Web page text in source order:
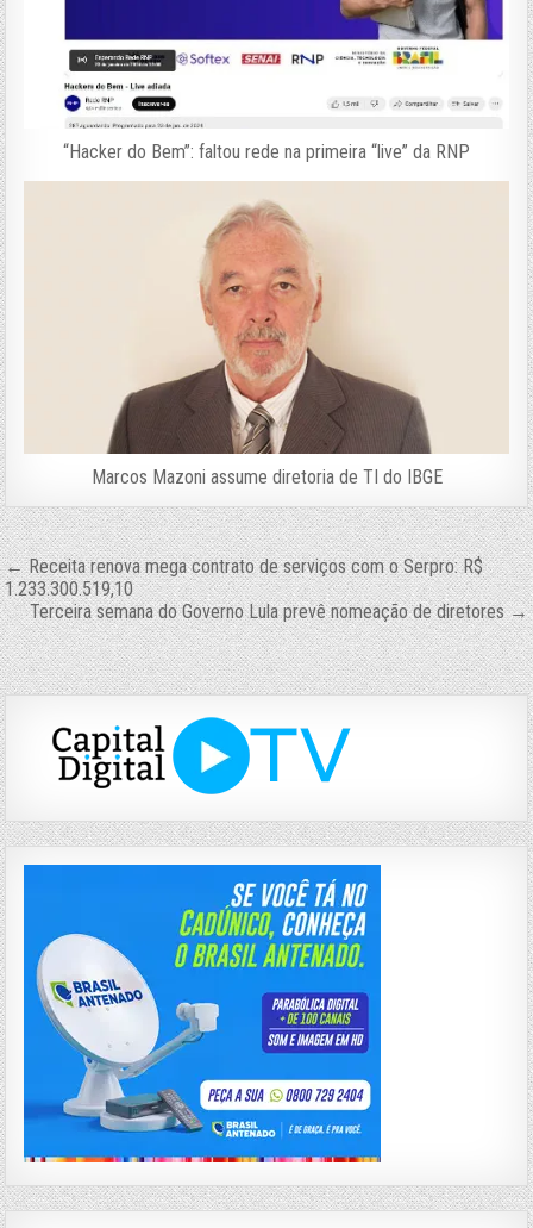
“Hacker do Bem”: faltou rede na primeira “live” da RNP
Marcos Mazoni assume diretoria de TI do IBGE
Navegação
de
Post
← Receita renova mega contrato de serviços com o Serpro: R$
1.233.300.519,10
Terceira semana do Governo Lula prevê nomeação de diretores →